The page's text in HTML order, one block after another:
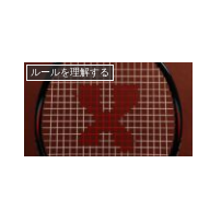
ルールを理解する